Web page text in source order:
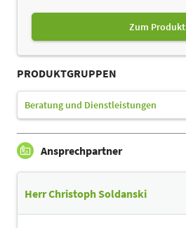
Zum Produkt
PRODUKTGRUPPEN
Beratung und Dienstleistungen
Ansprechpartner
Herr Christoph Soldanski